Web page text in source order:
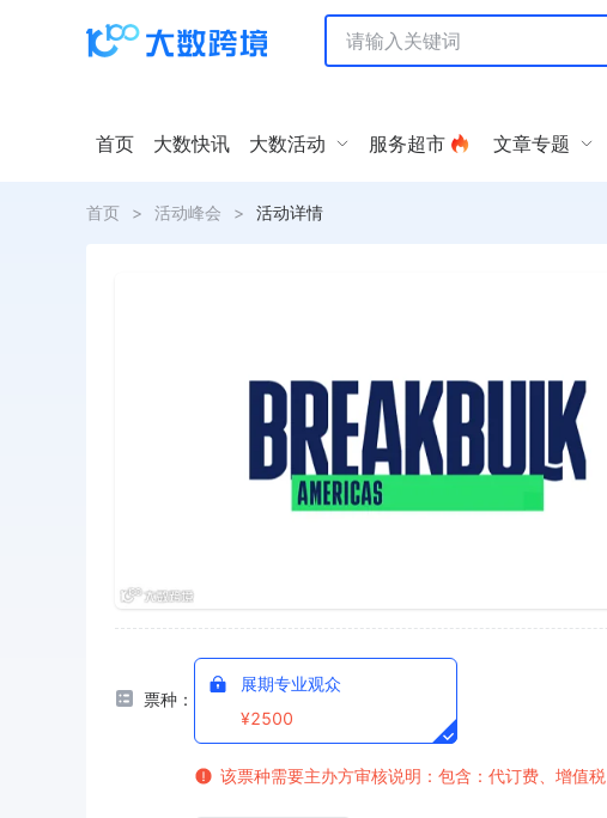
首页 大数快讯 大数活动 服务超市 文章专题
首页 > 活动峰会 > 活动详情
票种：
展期专业观众
¥2500
该票种需要主办方审核说明：包含：代订费、增值税